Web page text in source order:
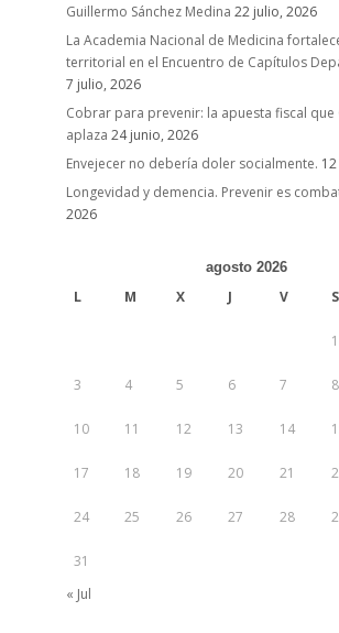
Guillermo Sánchez Medina 22 julio, 2026
La Academia Nacional de Medicina
territorial en el Encuentro de Capítulos
7 julio, 2026
Cobrar para prevenir: la apuesta fiscal que
aplaza 24 junio, 2026
Envejecer no debería doler socialmente.
Longevidad y demencia. Prevenir es
2026
agosto 2026
L M X J V S
1
3 4 5 6 7 8
10 11 12 13 14
17 18 19 20 21
24 25 26 27 28
31
« Jul